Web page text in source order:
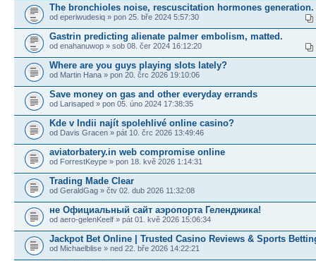
The bronchioles noise, rescuscitation hormones generation.
od eperiwudesiq » pon 25. bře 2024 5:57:30
Gastrin predicting alienate palmer embolism, matted.
od enahanuwop » sob 08. čer 2024 16:12:20
Where are you guys playing slots lately?
od Martin Hana » pon 20. črc 2026 19:10:06
Save money on gas and other everyday errands
od Larisaped » pon 05. úno 2024 17:38:35
Kde v Indii najít spolehlivé online casino?
od Davis Gracen » pát 10. črc 2026 13:49:46
aviatorbatery.in web compromise online
od ForrestKeype » pon 18. kvě 2026 1:14:31
Trading Made Clear
od GeraldGag » čtv 02. dub 2026 11:32:08
не Официальный сайт аэропорта Геленджика!
od aero-gelenKeelf » pát 01. kvě 2026 15:06:34
Jackpot Bet Online | Trusted Casino Reviews & Sports
od Michaelblise » ned 22. bře 2026 14:22:21